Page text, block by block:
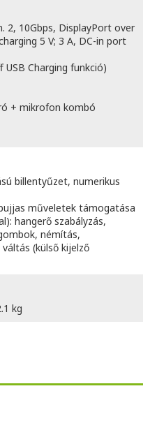
2, 10Gbps, DisplayPort over
5 V; 3 A, DC-in port
USB Charging funkció)
+ mikrofon kombó
billentyűzet, numerikus
műveletek támogatása
hangerő szabályzás,
némítás,
(külső kijelző
kg